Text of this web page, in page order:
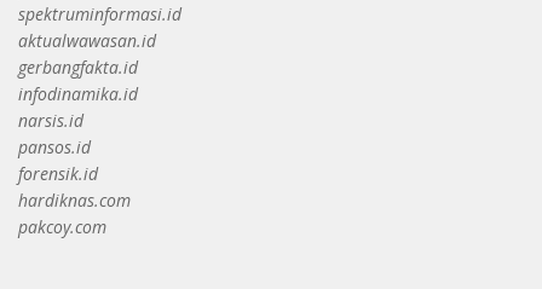
spektruminformasi.id
aktualwawasan.id
gerbangfakta.id
infodinamika.id
narsis.id
pansos.id
forensik.id
hardiknas.com
pakcoy.com